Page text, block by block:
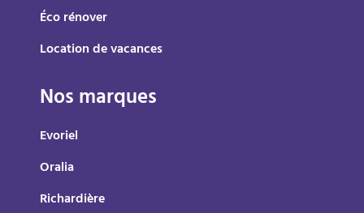
Éco rénover
Location de vacances
Nos marques
Evoriel
Oralia
Richardière